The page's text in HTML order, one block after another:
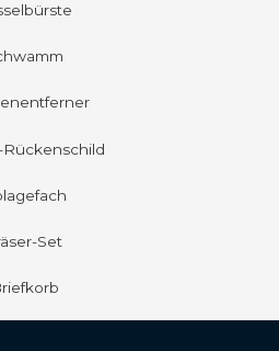
Set